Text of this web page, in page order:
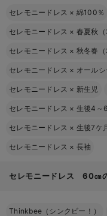
セレモニードレス × 綿100％
セレモニードレス × 春夏秋（
セレモニードレス × 秋冬春（
セレモニードレス × オール
セレモニードレス × 新生児
セレモニードレス × 生後4～
セレモニードレス × 生後7ケ
セレモニードレス × 長袖
セレモニードレス 60㎝
Thinkbee（シンクビー！）